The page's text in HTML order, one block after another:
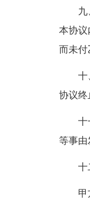
九
本协议
而未付
十
协议终
十
等事由
十
甲